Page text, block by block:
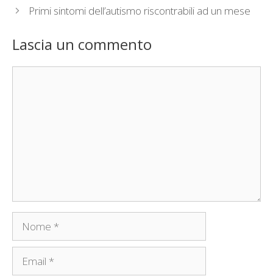
Primi sintomi dell’autismo riscontrabili ad un mese
Lascia un commento